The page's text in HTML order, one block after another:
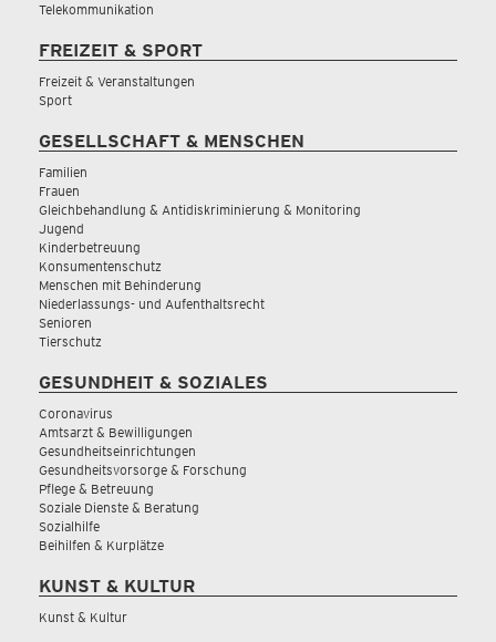
Telekommunikation
FREIZEIT & SPORT
Freizeit & Veranstaltungen
Sport
GESELLSCHAFT & MENSCHEN
Familien
Frauen
Gleichbehandlung & Antidiskriminierung & Monitoring
Jugend
Kinderbetreuung
Konsumentenschutz
Menschen mit Behinderung
Niederlassungs- und Aufenthaltsrecht
Senioren
Tierschutz
GESUNDHEIT & SOZIALES
Coronavirus
Amtsarzt & Bewilligungen
Gesundheitseinrichtungen
Gesundheitsvorsorge & Forschung
Pflege & Betreuung
Soziale Dienste & Beratung
Sozialhilfe
Beihilfen & Kurplätze
KUNST & KULTUR
Kunst & Kultur